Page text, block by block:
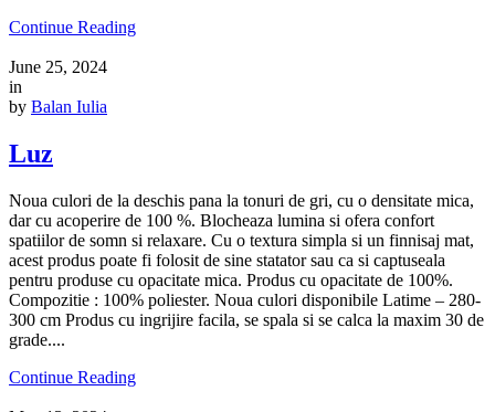
Continue Reading
June 25, 2024
in
by Balan Iulia
Luz
Noua culori de la deschis pana la tonuri de gri, cu o densitate mica,
dar cu acoperire de 100 %. Blocheaza lumina si ofera confort
spatiilor de somn si relaxare. Cu o textura simpla si un finnisaj mat,
acest produs poate fi folosit de sine statator sau ca si captuseala
pentru produse cu opacitate mica. Produs cu opacitate de 100%.
Compozitie : 100% poliester. Noua culori disponibile Latime – 280-
300 cm Produs cu ingrijire facila, se spala si se calca la maxim 30 de
grade....
Continue Reading